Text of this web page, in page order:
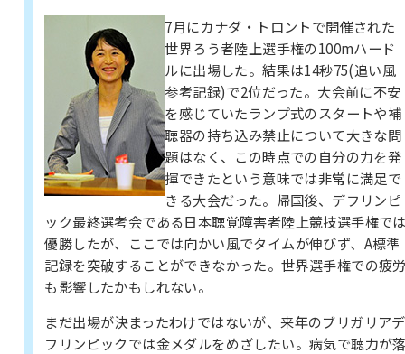
7月にカナダ・トロントで開催された
世界ろう者陸上選手権の100mハード
ルに出場した。結果は14秒75(追い風
参考記録)で2位だった。大会前に不安
を感じていたランプ式のスタートや補
聴器の持ち込み禁止について大きな問
題はなく、この時点での自分の力を発
揮できたという意味では非常に満足で
きる大会だった。帰国後、デフリンピ
ック最終選考会である日本聴覚障害者陸上競技選手権で
優勝したが、ここでは向かい風でタイムが伸びず、A標準
記録を突破することができなかった。世界選手権での疲
も影響したかもしれない。
まだ出場が決まったわけではないが、来年のブリガリアデ
フリンピックでは金メダルをめざしたい。病気で聴力が